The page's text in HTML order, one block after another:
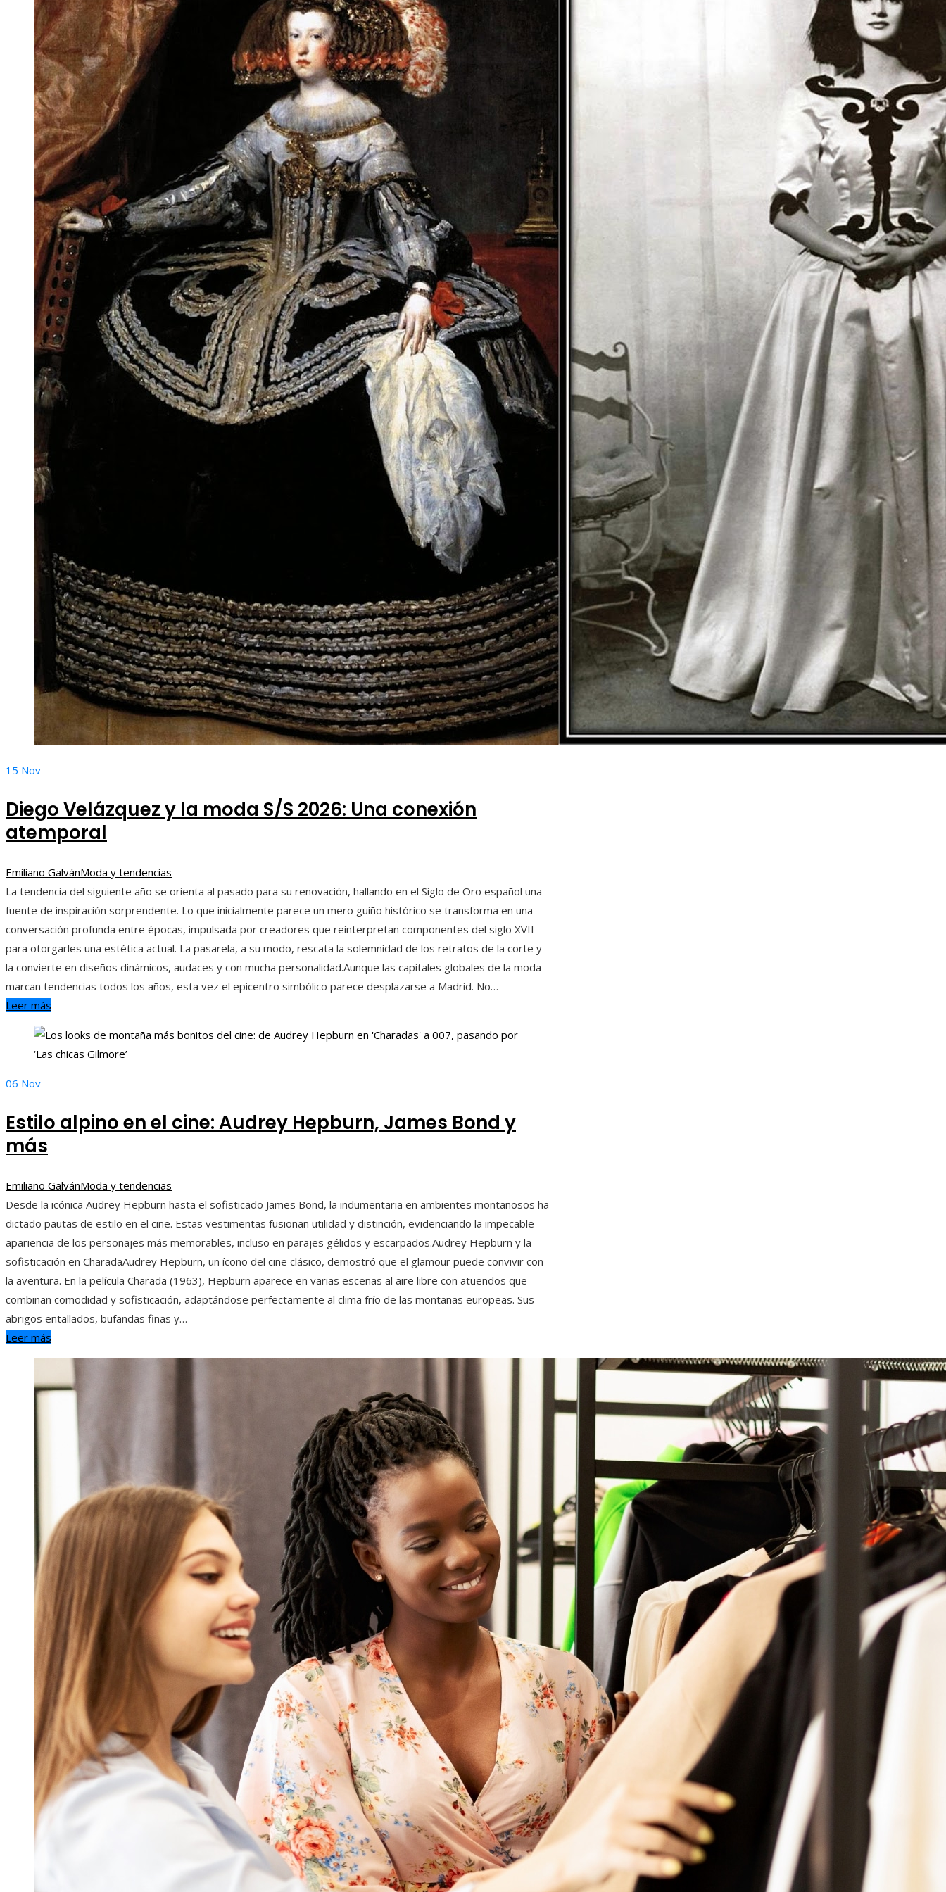
15 Nov
Diego Velázquez y la moda S/S 2026: Una conexión
atemporal
Emiliano GalvánModa y tendencias
La tendencia del siguiente año se orienta al pasado para su renovación, hallando en el Siglo de Oro español una
fuente de inspiración sorprendente. Lo que inicialmente parece un mero guiño histórico se transforma en una
conversación profunda entre épocas, impulsada por creadores que reinterpretan componentes del siglo XVII
para otorgarles una estética actual. La pasarela, a su modo, rescata la solemnidad de los retratos de la corte y
la convierte en diseños dinámicos, audaces y con mucha personalidad.Aunque las capitales globales de la moda
marcan tendencias todos los años, esta vez el epicentro simbólico parece desplazarse a Madrid. No…
Leer más
06 Nov
Estilo alpino en el cine: Audrey Hepburn, James Bond y
más
Emiliano GalvánModa y tendencias
Desde la icónica Audrey Hepburn hasta el sofisticado James Bond, la indumentaria en ambientes montañosos ha
dictado pautas de estilo en el cine. Estas vestimentas fusionan utilidad y distinción, evidenciando la impecable
apariencia de los personajes más memorables, incluso en parajes gélidos y escarpados.Audrey Hepburn y la
sofisticación en CharadaAudrey Hepburn, un ícono del cine clásico, demostró que el glamour puede convivir con
la aventura. En la película Charada (1963), Hepburn aparece en varias escenas al aire libre con atuendos que
combinan comodidad y sofisticación, adaptándose perfectamente al clima frío de las montañas europeas. Sus
abrigos entallados, bufandas finas y…
Leer más